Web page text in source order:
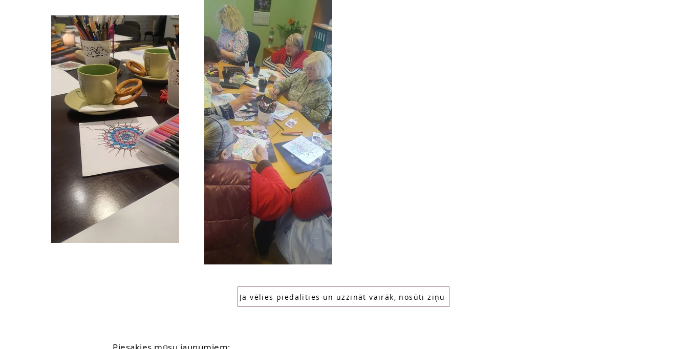
Ja vēlies piedalīties un uzzināt vairāk, nosūti ziņu